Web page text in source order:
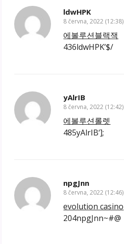
ldwHPK
8 června, 2022 (12:38)
에볼루션블랙잭
436ldwHPK’$/
yAlrIB
8 června, 2022 (12:42)
에볼루션롤렛
485yAlrIB‘];
npgJnn
8 června, 2022 (12:46)
evolution casino
204npgJnn~#@